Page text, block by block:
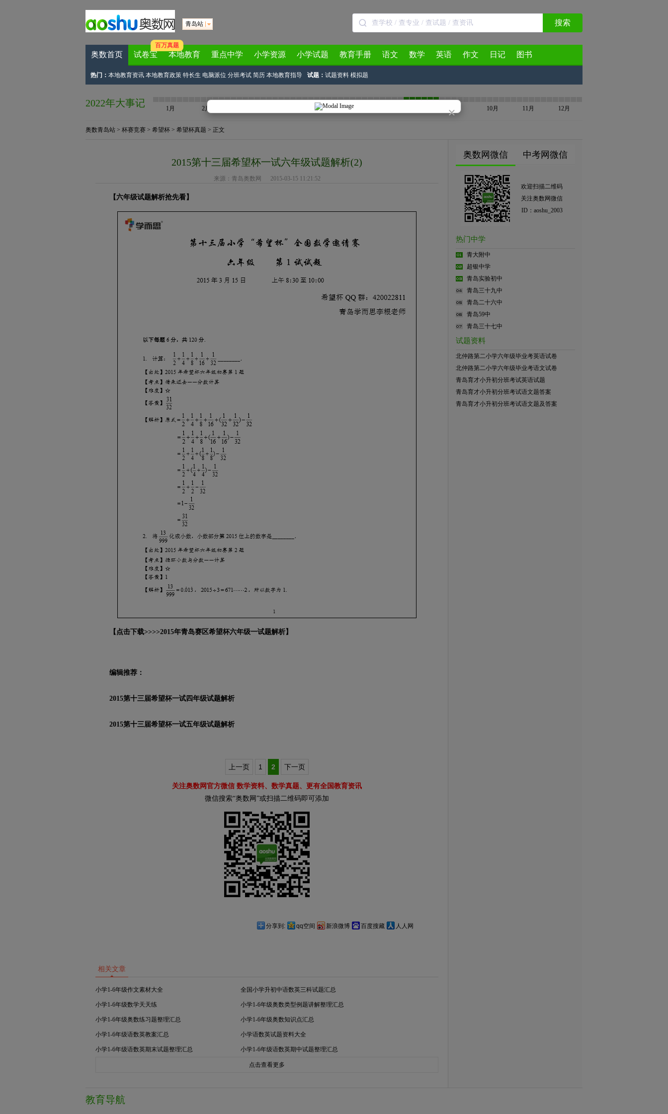
×
青岛站 搜索
奥数首页 试卷宝
百万真题
本地教育 重点中学 小学资源 小学试题 教育手册 语文 数学 英语 作文 日记 图书
热门： 本地教育资讯 本地教育政策 特长生 电脑派位 分班考试 简历 本地教育指导 试题： 试题资料 模拟题
2022年大事记 1月 2月 5月 6月 9月 10月 11月 12月
奥数青岛站 > 杯赛竞赛 > 希望杯 > 希望杯真题 > 正文
2015第十三届希望杯一试六年级试题解析(2)
来源： 青岛奥数网 2015-03-15 11:21:52
【六年级试题解析抢先看】
【 点击下载>>>>2015年青岛赛区希望杯六年级一试题解析】
编辑推荐：
2015第十三届希望杯一试四年级试题解析
2015第十三届希望杯一试五年级试题解析
上一页 1 2 下一页
关注奥数网官方微信 数学资料、数学真题、更有全国教育资讯
微信搜索“奥数网”或扫描二维码即可添加
分享到: qq空间 新浪微博 百度搜藏 人人网
相关文章
小学1-6年级作文素材大全 全国小学升初中语数英三科试题汇总
小学1-6年级数学天天练 小学1-6年级奥数类型例题讲解整理汇总
小学1-6年级奥数练习题整理汇总 小学1-6年级奥数知识点汇总
小学1-6年级语数英教案汇总 小学语数英试题资料大全
小学1-6年级语数英期末试题整理汇总 小学1-6年级语数英期中试题整理汇总
点击查看更多
奥数网微信 中考网微信
欢迎扫描二维码
关注奥数网微信
ID：aoshu_2003
热门中学
青大附中
超银中学
青岛实验初中
青岛三十九中
青岛二十六中
青岛59中
青岛三十七中
试题资料
北仲路第二小学六年级毕业考英语试卷
北仲路第二小学六年级毕业考语文试卷
青岛育才小升初分班考试英语试题
青岛育才小升初分班考试语文题答案
青岛育才小升初分班考试语文题及答案
教育导航